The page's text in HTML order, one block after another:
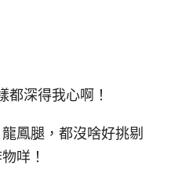
都深得我心啊！
鳳腿，都沒啥好挑剔
咩！